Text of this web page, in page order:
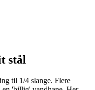
stål
til 1/4 slange. Flere